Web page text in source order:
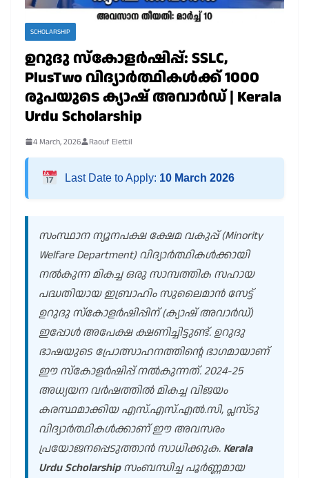
SCHOLARSHIP
ഉറുദു സ്കോളർഷിപ്പ്: SSLC,
PlusTwo വിദ്യാർത്ഥികൾക്ക് 1000
രൂപയുടെ ക്യാഷ് അവാർഡ് | Kerala
Urdu Scholarship
4 March, 2026 Raouf Elettil
Last Date to Apply: 10 March 2026
സംസ്ഥാന ന്യൂനപക്ഷ ക്ഷേമ വകുപ്പ് (Minority
Welfare Department) വിദ്യാർത്ഥികൾക്കായി
നൽകുന്ന മികച്ച ഒരു സാമ്പത്തിക സഹായ
പദ്ധതിയായ ഇബ്രാഹിം സുലൈമാൻ സേട്ട്
ഉറുദു സ്കോളർഷിപ്പിന് (ക്യാഷ് അവാർഡ്)
ഇപ്പോൾ അപേക്ഷ ക്ഷണിച്ചിട്ടുണ്ട്. ഉറുദു
ഭാഷയുടെ പ്രോത്സാഹനത്തിന്റെ ഭാഗമായാണ്
ഈ സ്കോളർഷിപ്പ് നൽകുന്നത്. 2024-25
അധ്യയന വർഷത്തിൽ മികച്ച വിജയം
കരസ്ഥമാക്കിയ എസ്.എസ്.എൽ.സി, പ്ലസ്ടു
വിദ്യാർത്ഥികൾക്കാണ് ഈ അവസരം
പ്രയോജനപ്പെടുത്താൻ സാധിക്കുക. Kerala
Urdu Scholarshipസംബന്ധിച്ച പൂർണ്ണമായ